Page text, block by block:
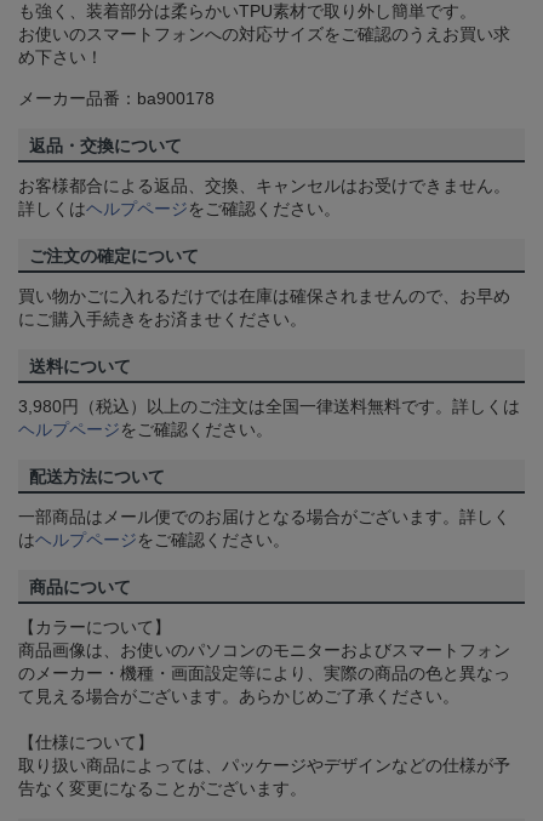
も強く、装着部分は柔らかいTPU素材で取り外し簡単です。
お使いのスマートフォンへの対応サイズをご確認のうえお買い求
め下さい！
メーカー品番：ba900178
返品・交換について
お客様都合による返品、交換、キャンセルはお受けできません。
詳しくはヘルプページをご確認ください。
ご注文の確定について
買い物かごに入れるだけでは在庫は確保されませんので、お早め
にご購入手続きをお済ませください。
送料について
3,980円（税込）以上のご注文は全国一律送料無料です。詳しくは
ヘルプページをご確認ください。
配送方法について
一部商品はメール便でのお届けとなる場合がございます。詳しく
はヘルプページをご確認ください。
商品について
【カラーについて】
商品画像は、お使いのパソコンのモニターおよびスマートフォン
のメーカー・機種・画面設定等により、実際の商品の色と異なっ
て見える場合がございます。あらかじめご了承ください。
【仕様について】
取り扱い商品によっては、パッケージやデザインなどの仕様が予
告なく変更になることがございます。